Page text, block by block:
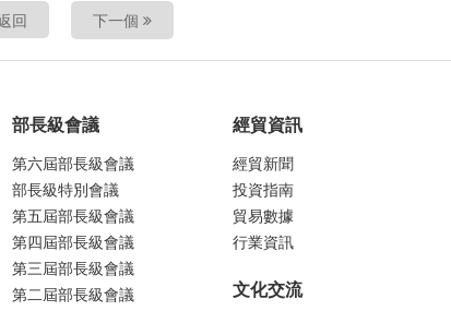
回 下一個
部長級會議
第六屆部長級會議
部長級特別會議
第五屆部長級會議
第四屆部長級會議
第三屆部長級會議
第二屆部長級會議
經貿資訊
經貿新聞
投資指南
貿易數據
行業資訊
文化交流